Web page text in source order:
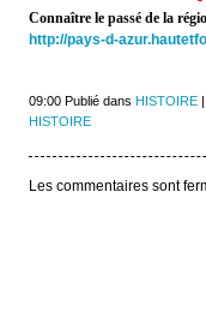
Connaître le passé de la
http://pays-d-
09:00 Publié dans HISTOIRE
HISTOIRE
Les commentaires sont